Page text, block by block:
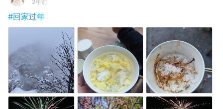
2年前
#回家过年